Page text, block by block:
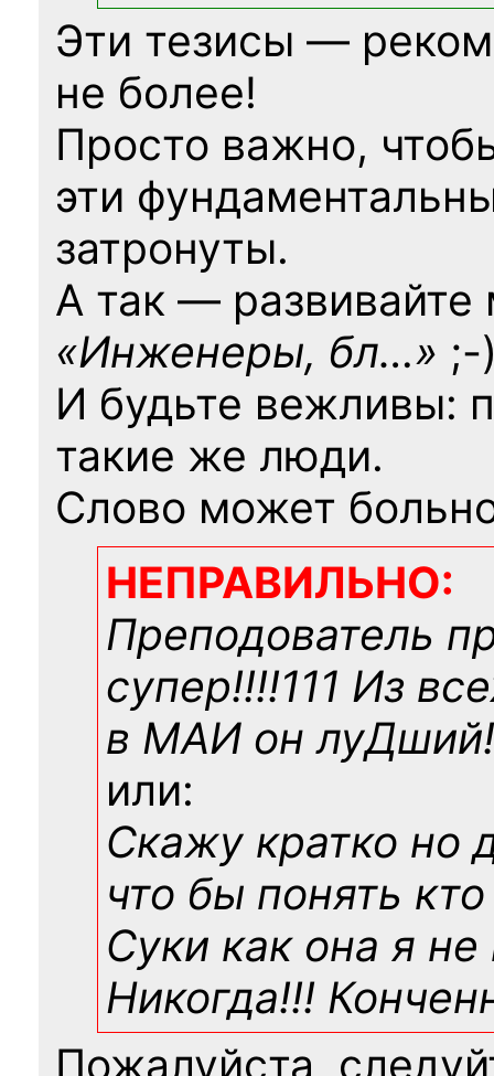
Эти тезисы —
не более!
Просто важно,
эти
затронуты.
А так — развивайте
«Инженеры, бл…» ;-
И будьте вежливы:
такие же люди.
Слово может
НЕПРАВИЛЬНО:
Преподователь
супер!!!!111 Из
в МАИ он
или:
Скажу кратко но
что бы понять
Суки как она я не
Никогда!!!
Пожалуйста,